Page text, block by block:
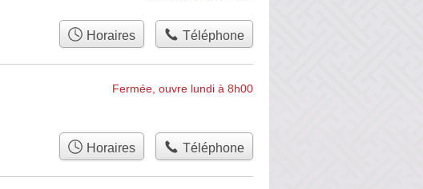
Horaires Téléphone
Fermée, ouvre lundi à 8h00
Horaires Téléphone